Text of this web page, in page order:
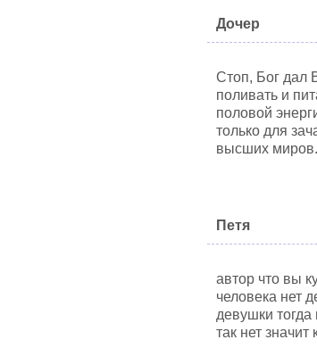
Дочер
Стоп, Бог дал
поливать и
половой
только для
высших
Петя
автор что вы
человека нет
девушки
так нет